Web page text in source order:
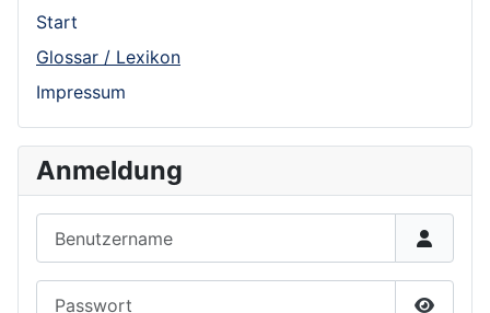
Start
Glossar / Lexikon
Impressum
Anmeldung